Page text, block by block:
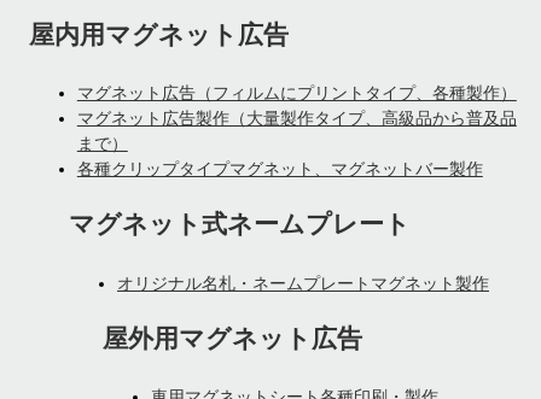
屋内用マグネット広告
マグネット広告（フィルムにプリントタイプ、各種製作）
マグネット広告製作（大量製作タイプ、高級品から普及品
まで）
各種クリップタイプマグネット、マグネットバー製作
マグネット式ネームプレート
オリジナル名札・ネームプレートマグネット製作
屋外用マグネット広告